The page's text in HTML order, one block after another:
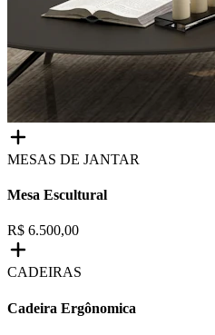
MESAS DE JANTAR
Mesa Escultural
R$ 6.500,00
CADEIRAS
Cadeira Ergônomica